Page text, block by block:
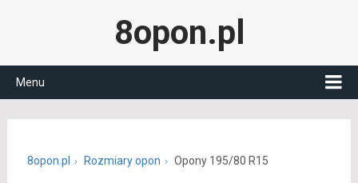
8opon.pl
Menu
8opon.pl Rozmiary opon Opony 195/80 R15